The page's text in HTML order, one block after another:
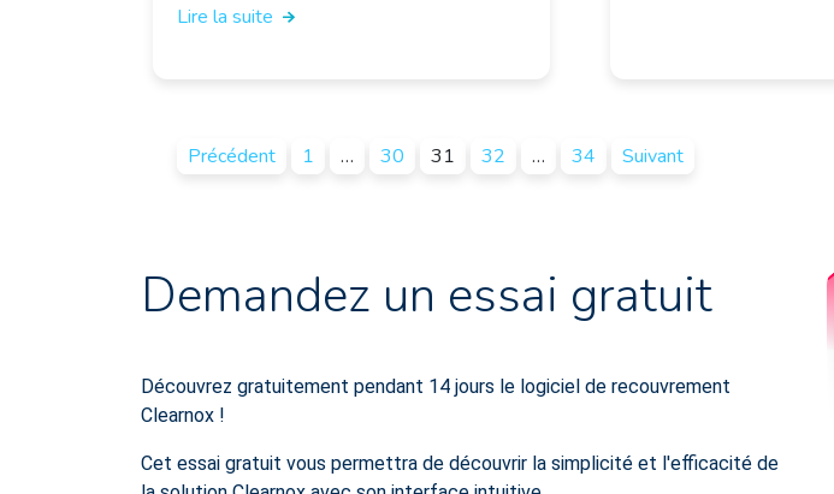
Lire la suite
Précédent 1 … 30 31 32 … 34 Suivant
Demandez un essai gratuit
Découvrez gratuitement pendant 14 jours le logiciel de recouvrement
Clearnox !
Cet essai gratuit vous permettra de découvrir la simplicité et l'efficacité de